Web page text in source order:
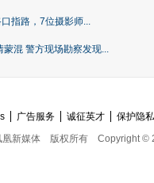
指路，7位摄影师...
混 警方现场勘察发现...
广告服务 诚征英才
保护隐
凰新媒体
版权所有 Copyright ©